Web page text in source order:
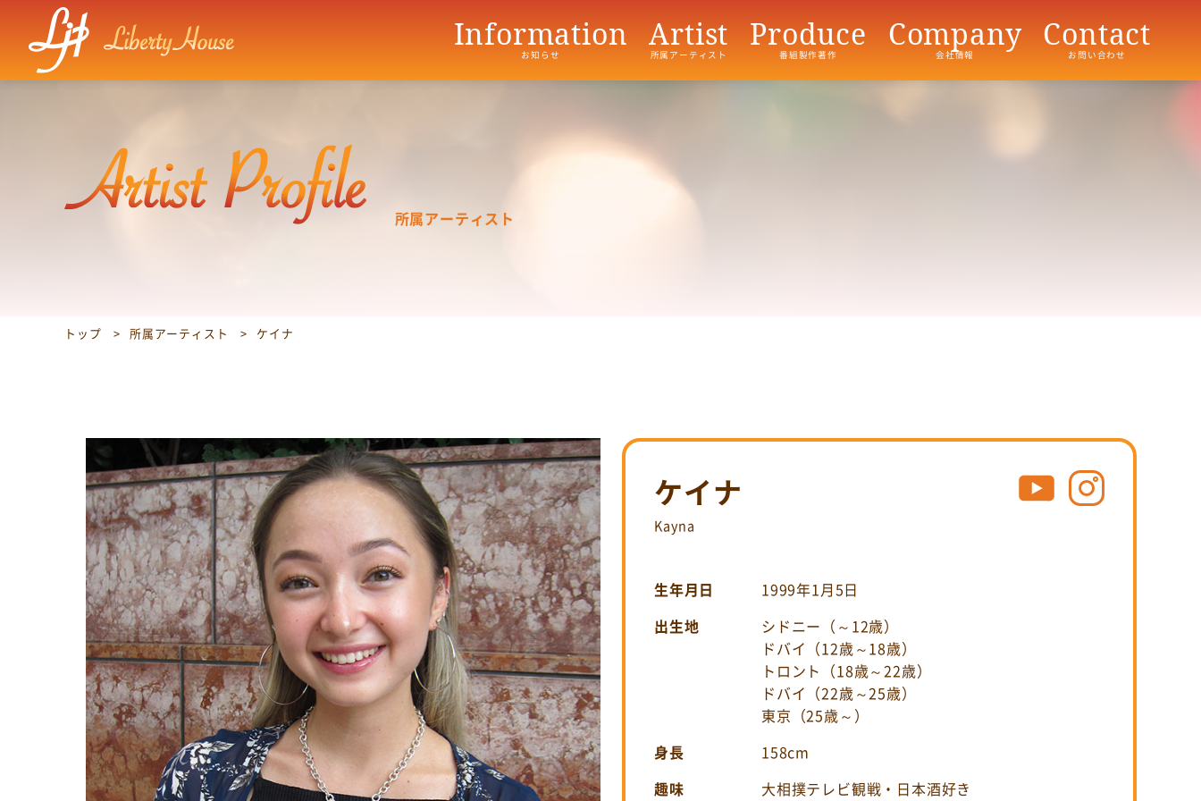
Information
お知らせ
Artist
所属アーティスト
Produce
番組製作著作
Company
会社情報
Contact
お問い合わせ
所属アーティスト
トップ 所属アーティスト ケイナ
ケイナ
Kayna
生年月日 1999年1月5日
出生地
シドニー（～12歳）
ドバイ（12歳～18歳）
トロント（18歳～22歳）
ドバイ（22歳～25歳）
東京（25歳～）
身長 158cm
趣味 大相撲テレビ観戦・日本酒好き